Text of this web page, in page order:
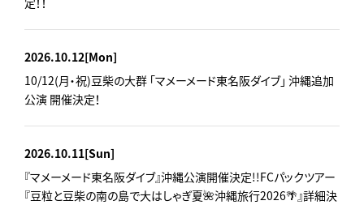
2026.10.12[Mon]
10/12(月・祝)豆柴の大群 「マメーメード東名阪ダイブ」 沖縄追加
公演 開催決定！
2026.10.11[Sun]
『マメーメード東名阪ダイブ』沖縄公演開催決定!!FCパックツアー
『豆粒と豆柴の南の島で大はしゃぎ夏🌺沖縄旅行2026🌴』詳細決